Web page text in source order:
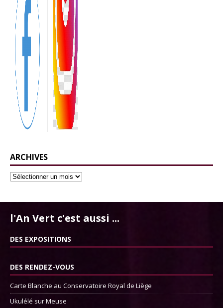
ARCHIVES
l'An Vert c'est aussi ...
DES EXPOSITIONS
DES RENDEZ-VOUS
Carte Blanche au Conservatoire Royal de Liège
Ukulélé sur Meuse